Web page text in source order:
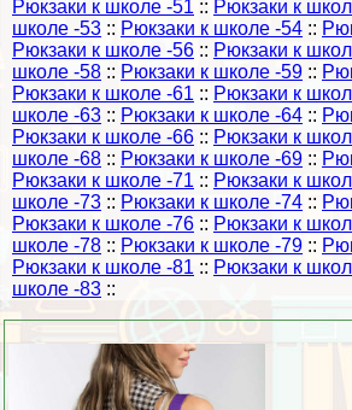
Рюкзаки к школе -51 :: Рюкзаки к
школе -53 :: Рюкзаки к школе -54 ::
Рюкзаки к школе -56 :: Рюкзаки к
школе -58 :: Рюкзаки к школе -59 ::
Рюкзаки к школе -61 :: Рюкзаки к
школе -63 :: Рюкзаки к школе -64 ::
Рюкзаки к школе -66 :: Рюкзаки к
школе -68 :: Рюкзаки к школе -69 ::
Рюкзаки к школе -71 :: Рюкзаки к
школе -73 :: Рюкзаки к школе -74 ::
Рюкзаки к школе -76 :: Рюкзаки к
школе -78 :: Рюкзаки к школе -79 ::
Рюкзаки к школе -81 :: Рюкзаки к
школе -83 ::